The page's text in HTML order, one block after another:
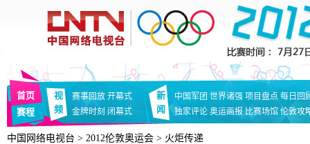
首页
赛程
视
频
赛事回放 开幕式
金牌时刻 闭幕式
新
闻
中国军团 世界诸强 项目盘点 每日回
独家评论 奥运画报 比赛场馆 伦敦攻
中国网络电视台 > 2012伦敦奥运会 > 火炬传递